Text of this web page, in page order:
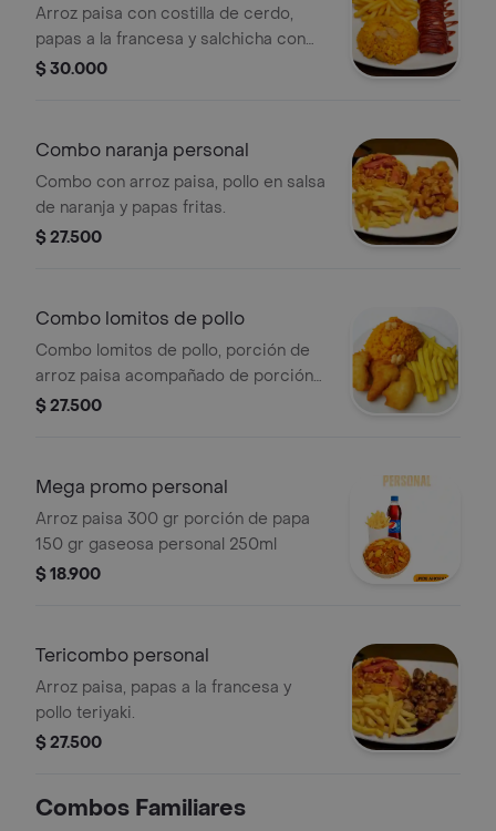
Arroz paisa con costilla de cerdo,
papas a la francesa y salchicha con
salsa.
$ 30.000
Combo naranja personal
Combo con arroz paisa, pollo en salsa
de naranja y papas fritas.
$ 27.500
Combo lomitos de pollo
Combo lomitos de pollo, porción de
arroz paisa acompañado de porción
de papas y 3 lomos de pollo
$ 27.500
Mega promo personal
Arroz paisa 300 gr porción de papa
150 gr gaseosa personal 250ml
$ 18.900
Tericombo personal
Arroz paisa, papas a la francesa y
pollo teriyaki.
$ 27.500
Combos Familiares